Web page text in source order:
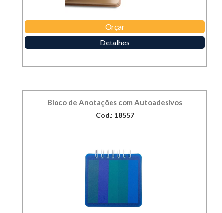
Orçar
Detalhes
Bloco de Anotações com Autoadesivos
Cod.: 18557